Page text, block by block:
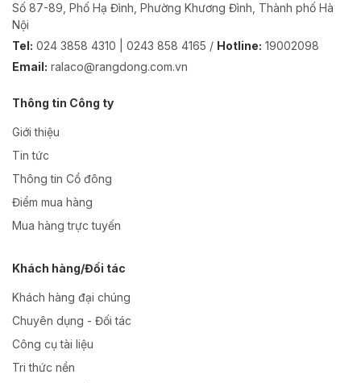
Số 87-89, Phố Hạ Đình, Phường Khương Đình, Thành phố Hà
Nội
Tel: 024 3858 4310 | 0243 858 4165 / Hotline: 19002098
Email: ralaco@rangdong.com.vn
Thông tin Công ty
Giới thiệu
Tin tức
Thông tin Cổ đông
Điểm mua hàng
Mua hàng trực tuyến
Khách hàng/Đối tác
Khách hàng đại chúng
Chuyên dụng - Đối tác
Công cụ tài liệu
Tri thức nền